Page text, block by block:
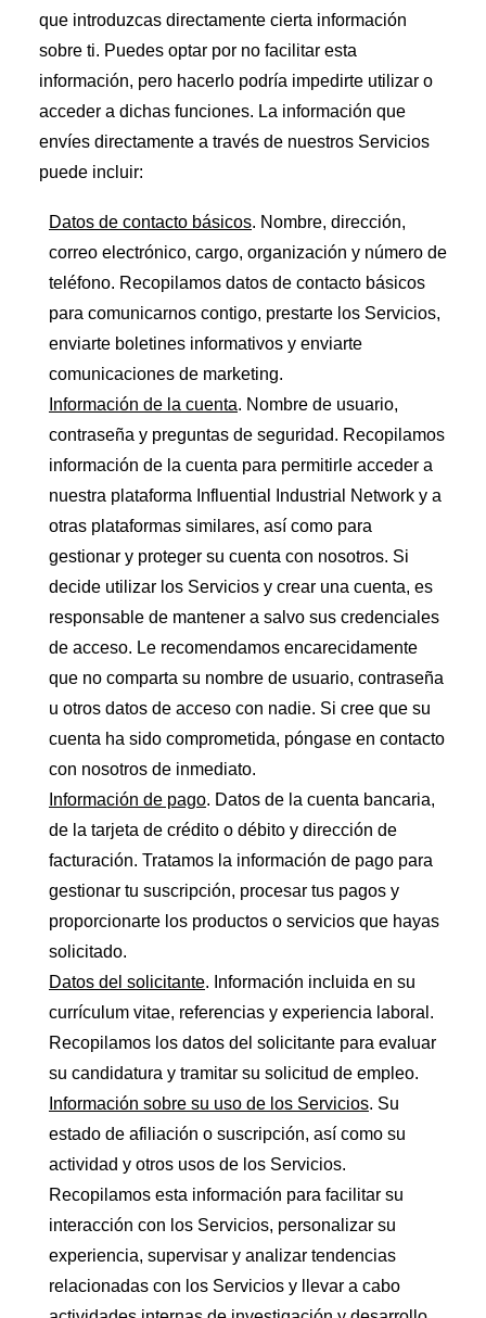
que introduzcas directamente cierta información
sobre ti. Puedes optar por no facilitar esta
información, pero hacerlo podría impedirte utilizar o
acceder a dichas funciones. La información que
envíes directamente a través de nuestros Servicios
puede incluir:
Datos de contacto básicos. Nombre, dirección,
correo electrónico, cargo, organización y número de
teléfono. Recopilamos datos de contacto básicos
para comunicarnos contigo, prestarte los Servicios,
enviarte boletines informativos y enviarte
comunicaciones de marketing.
Información de la cuenta. Nombre de usuario,
contraseña y preguntas de seguridad. Recopilamos
información de la cuenta para permitirle acceder a
nuestra plataforma Influential Industrial Network y a
otras plataformas similares, así como para
gestionar y proteger su cuenta con nosotros. Si
decide utilizar los Servicios y crear una cuenta, es
responsable de mantener a salvo sus credenciales
de acceso. Le recomendamos encarecidamente
que no comparta su nombre de usuario, contraseña
u otros datos de acceso con nadie. Si cree que su
cuenta ha sido comprometida, póngase en contacto
con nosotros de inmediato.
Información de pago. Datos de la cuenta bancaria,
de la tarjeta de crédito o débito y dirección de
facturación. Tratamos la información de pago para
gestionar tu suscripción, procesar tus pagos y
proporcionarte los productos o servicios que hayas
solicitado.
Datos del solicitante. Información incluida en su
currículum vitae, referencias y experiencia laboral.
Recopilamos los datos del solicitante para evaluar
su candidatura y tramitar su solicitud de empleo.
Información sobre su uso de los Servicios. Su
estado de afiliación o suscripción, así como su
actividad y otros usos de los Servicios.
Recopilamos esta información para facilitar su
interacción con los Servicios, personalizar su
experiencia, supervisar y analizar tendencias
relacionadas con los Servicios y llevar a cabo